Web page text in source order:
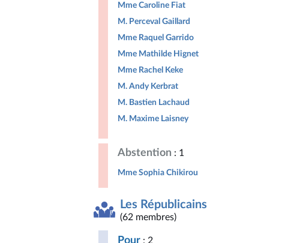
Mme Caroline Fiat
M. Perceval Gaillard
Mme Raquel Garrido
Mme Mathilde Hignet
Mme Rachel Keke
M. Andy Kerbrat
M. Bastien Lachaud
M. Maxime Laisney
Abstention : 1
Mme Sophia Chikirou
Les Républicains
(62 membres)
Pour : 2